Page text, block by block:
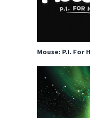
Mouse: P.I. For